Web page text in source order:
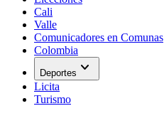
Cali
Valle
Comunicadores en Comunas
Colombia
Deportes expand_more
Licita
Turismo